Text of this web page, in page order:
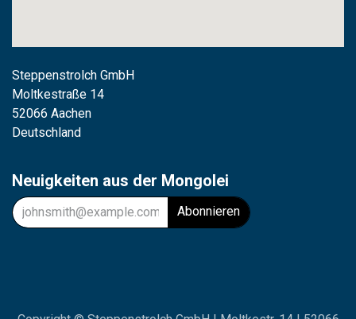
Steppenstrolch GmbH
Moltkestraße 14
52066 Aachen
Deutschland
Neuigkeiten aus der Mongolei
Abonnieren